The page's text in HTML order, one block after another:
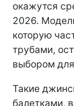
окажутся
2026.
которую
трубами,
выбором
Такие
балетками,